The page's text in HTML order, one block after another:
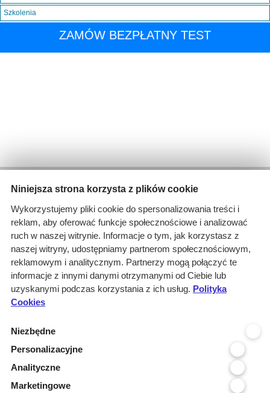
Szkolenia
ZAMÓW BEZPŁATNY TEST
Branże: Laboratoria
Miejscowość organizatora: Oles...
Branże: Praca
Branże: Turystyka, wypoczynek,...
Branże: Spożywcza
Kraj realizacji: POLSKA
Województwo realizacji
Niniejsza strona korzysta z plików cookie
Wykorzystujemy pliki cookie do spersonalizowania treści i
reklam, aby oferować funkcje społecznościowe i analizować
ruch w naszej witrynie. Informacje o tym, jak korzystasz z
naszej witryny, udostępniamy partnerom społecznościowym,
reklamowym i analitycznym. Partnerzy mogą połączyć te
informacje z innymi danymi otrzymanymi od Ciebie lub
uzyskanymi podczas korzystania z ich usług. Polityka
Cookies
Niezbędne
Personalizacyjne
Analityczne
Marketingowe